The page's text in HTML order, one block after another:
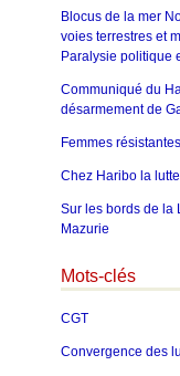
Blocus de la mer
voies terrestres et
Paralysie politique
Communiqué du
désarmement de
Femmes
Chez Haribo la
Sur les bords de la
Mazurie
Mots-clés
CGT
Convergence des